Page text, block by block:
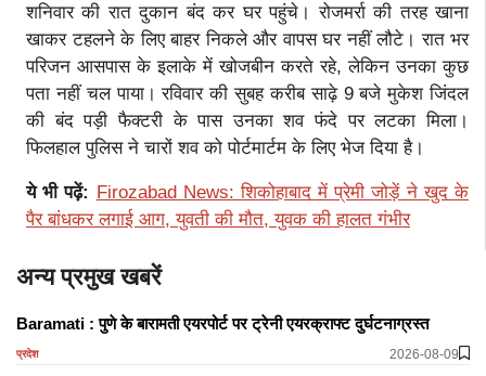
शनिवार की रात दुकान बंद कर घर पहुंचे। रोजमर्रा की तरह खाना
खाकर टहलने के लिए बाहर निकले और वापस घर नहीं लौटे। रात भर
परिजन आसपास के इलाके में खोजबीन करते रहे, लेकिन उनका कुछ
पता नहीं चल पाया। रविवार की सुबह करीब साढ़े 9 बजे मुकेश जिंदल
की बंद पड़ी फैक्टरी के पास उनका शव फंदे पर लटका मिला।
फिलहाल पुलिस ने चारों शव को पोर्टमार्टम के लिए भेज दिया है।
ये भी पढ़ें: Firozabad News: शिकोहाबाद में प्रेमी जोड़ें ने खुद के
पैर बांधकर लगाई आग, युवती की मौत, युवक की हालत गंभीर
अन्य प्रमुख खबरें
Baramati : पुणे के बारामती एयरपोर्ट पर ट्रेनी एयरक्राफ्ट दुर्घटनाग्रस्त
प्रदेश 2026-08-09